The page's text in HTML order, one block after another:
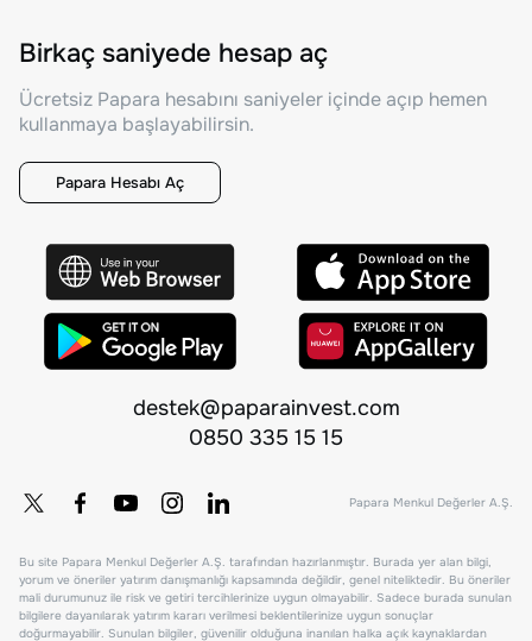
Birkaç saniyede hesap aç
Ücretsiz Papara hesabını saniyeler içinde açıp hemen
kullanmaya başlayabilirsin.
Papara Hesabı Aç
destek@paparainvest.com
0850 335 15 15
Papara Menkul Değerler A.Ş.
Bu site Papara Menkul Değerler A.Ş. tarafından hazırlanmıştır. Burada yer alan bilgi,
yorum ve öneriler yatırım danışmanlığı kapsamında değildir, genel niteliktedir. Bu öneriler
mali durumunuz ile risk ve getiri tercihlerinize uygun olmayabilir. Sadece burada sunulan
bilgilere dayanılarak yatırım kararı verilmesi beklentilerinize uygun sonuçlar
doğurmayabilir. Sunulan bilgiler, güvenilir olduğuna inanılan halka açık kaynaklardan